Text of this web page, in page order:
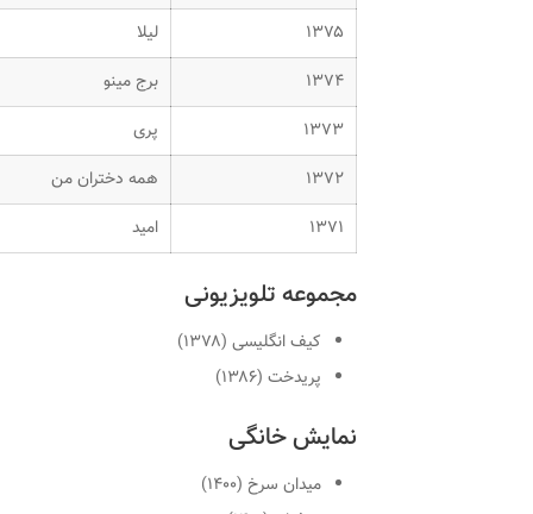
۱۳۷۵
لیلا
۱۳۷۴
برج مینو
۱۳۷۳
پری
۱۳۷۲
همه دختران من
۱۳۷۱
امید
مجموعه تلویزیونی
کیف انگلیسی (۱۳۷۸)
پریدخت (۱۳۸۶)
نمایش خانگی
میدان سرخ (۱۴۰۰)